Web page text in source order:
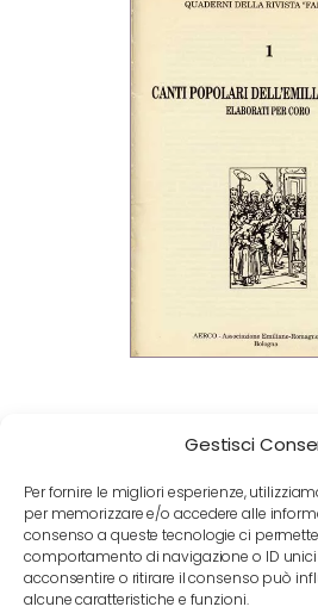
Gestisci
Per fornire le migliori esperienze,
per memorizzare e/o accedere alle
consenso a queste tecnologie ci
comportamento di navigazione o ID
acconsentire o ritirare il consenso può
alcune caratteristiche e funzioni.